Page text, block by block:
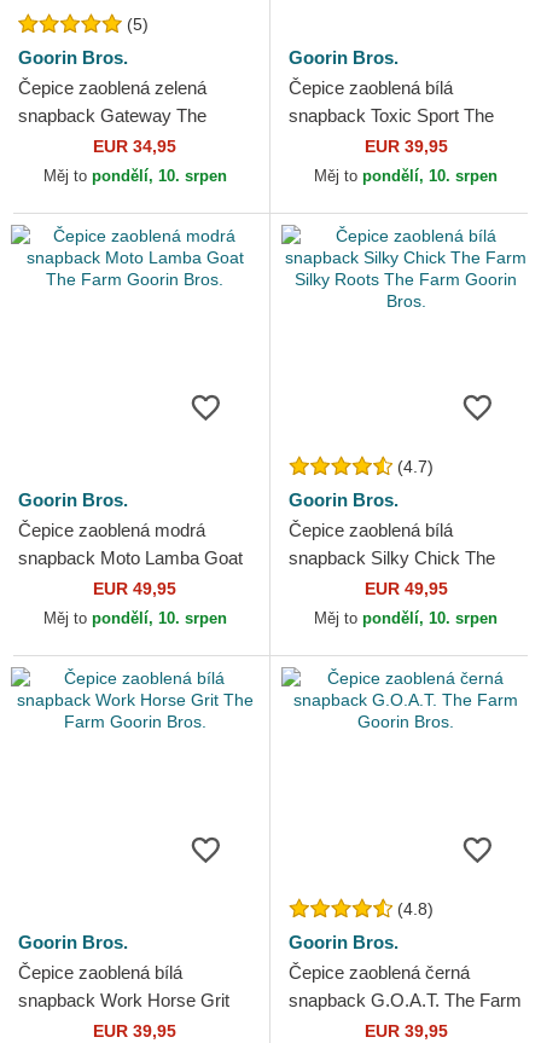
(5)
Goorin Bros.
Čepice zaoblená zelená
snapback Gateway The
Farm Goorin Bros.
EUR 34,95
Měj to pondělí, 10. srpen
Goorin Bros.
Čepice zaoblená bílá
snapback Toxic Sport The
Farm Goorin Bros.
EUR 39,95
Měj to pondělí, 10. srpen
Goorin Bros.
Čepice zaoblená modrá
snapback Moto Lamba Goat
The Farm Goorin Bros.
EUR 49,95
Měj to pondělí, 10. srpen
(4.7)
Goorin Bros.
Čepice zaoblená bílá
snapback Silky Chick The
Farm Silky Roots The Farm
Goorin Bros.
EUR 49,95
Měj to pondělí, 10. srpen
Goorin Bros.
Čepice zaoblená bílá
snapback Work Horse Grit
The Farm Goorin Bros.
EUR 39,95
(4.8)
Goorin Bros.
Čepice zaoblená černá
snapback G.O.A.T. The Farm
Goorin Bros.EUR 39,95